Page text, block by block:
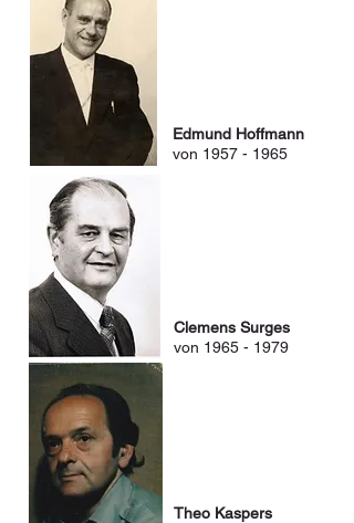
Edmund Hoffmann
von 1957 - 1965
Clemens Surges
von 1965 - 1979
Theo Kaspers